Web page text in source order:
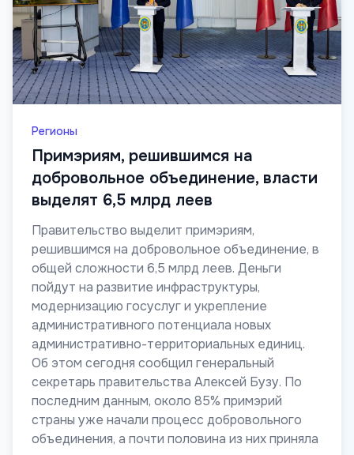
Регионы
Примэриям, решившимся на
добровольное объединение, власти
выделят 6,5 млрд леев
Правительство выделит примэриям,
решившимся на добровольное объединение, в
общей сложности 6,5 млрд леев. Деньги
пойдут на развитие инфраструктуры,
модернизацию госуслуг и укрепление
административного потенциала новых
административно-территориальных единиц.
Об этом сегодня сообщил генеральный
секретарь правительства Алексей Бузу. По
последним данным, около 85% примэрий
страны уже начали процесс добровольного
объединения, а почти половина из них приняла